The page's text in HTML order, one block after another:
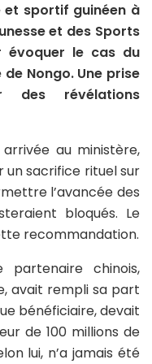
et sportif guinéen à
et des Sports
évoquer le cas du
Nongo. Une prise
des révélations
au ministère,
un sacrifice rituel sur
l’avancée des
bloqués. Le
recommandation.
chinois,
avait rempli sa part
bénéficiaire, devait
de 100 millions de
lui, n’a jamais été